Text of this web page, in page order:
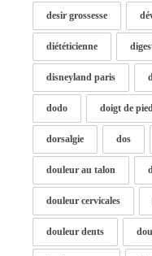
desir grossesse
diététicienne
disneyland paris
dodo doigt de
dorsalgie dos
douleur au talon
douleur cervicales
douleur dents